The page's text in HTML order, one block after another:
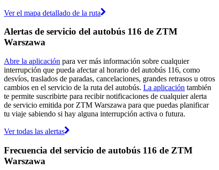
Ver el mapa detallado de la ruta
Alertas de servicio del autobús 116 de ZTM
Warszawa
Abre la aplicación para ver más información sobre cualquier
interrupción que pueda afectar al horario del autobús 116, como
desvíos, traslados de paradas, cancelaciones, grandes retrasos u otros
cambios en el servicio de la ruta del autobús. La aplicación también
te permite suscribirte para recibir notificaciones de cualquier alerta
de servicio emitida por ZTM Warszawa para que puedas planificar
tu viaje sabiendo si hay alguna interrupción activa o futura.
Ver todas las alertas
Frecuencia del servicio de autobús 116 de ZTM
Warszawa